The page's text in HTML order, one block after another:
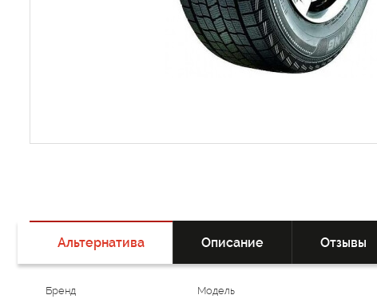
Альтернатива Описание Отзывы
Бренд Модель